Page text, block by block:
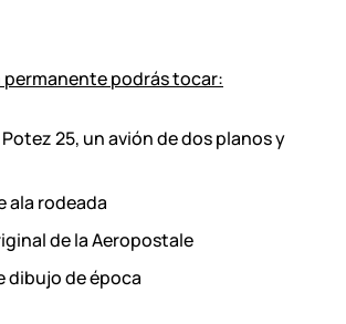
permanente podrás tocar:
25, un avión de dos planos y
ala rodeada
de la Aeropostale
dibujo de época